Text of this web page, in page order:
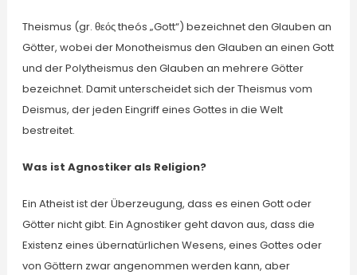
Theismus (gr. θεός theós „Gott“) bezeichnet den Glauben an
Götter, wobei der Monotheismus den Glauben an einen Gott
und der Polytheismus den Glauben an mehrere Götter
bezeichnet. Damit unterscheidet sich der Theismus vom
Deismus, der jeden Eingriff eines Gottes in die Welt
bestreitet.
Was ist Agnostiker als Religion?
Ein Atheist ist der Überzeugung, dass es einen Gott oder
Götter nicht gibt. Ein Agnostiker geht davon aus, dass die
Existenz eines übernatürlichen Wesens, eines Gottes oder
von Göttern zwar angenommen werden kann, aber